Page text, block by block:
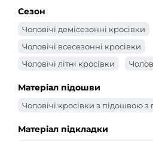
Сезон
Чоловічі демісезонні кросівки
Чоловічі всесезонні кросівки
Чоловічі літні кросівки
Матеріал підошви
Чоловічі кросівки з підошвою з
Матеріал підкладки